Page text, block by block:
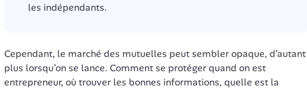
les indépendants.
Cependant, le marché des mutuelles peut sembler opaque, d’autant
plus lorsqu’on se lance. Comment se protéger quand on est
entrepreneur, où trouver les bonnes informations, quelle est la